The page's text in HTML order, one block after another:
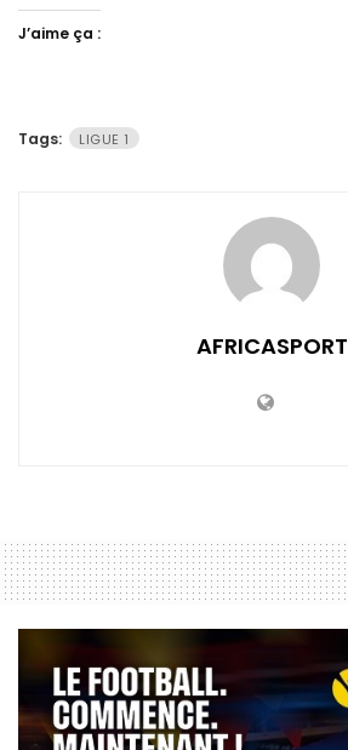
J’aime ça :
Tags: LIGUE 1
AFRICASPORT